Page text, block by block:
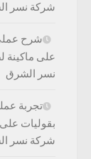
شركة نسر
شرح
نسر الشرق
تجربة
شركة نسر